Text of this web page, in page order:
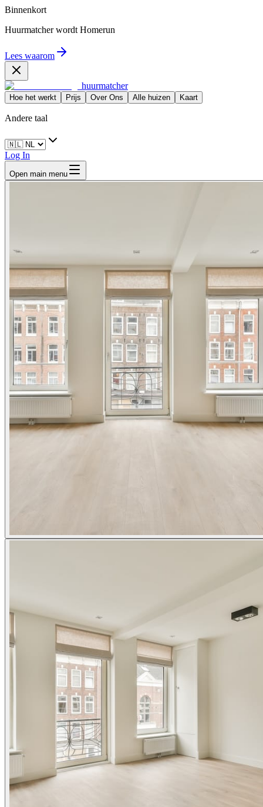
Binnenkort
Huurmatcher wordt Homerun
Lees waarom
huurmatcher
Hoe het werkt Prijs Over Ons Alle huizen Kaart
Andere taal
Log In
Open main menu